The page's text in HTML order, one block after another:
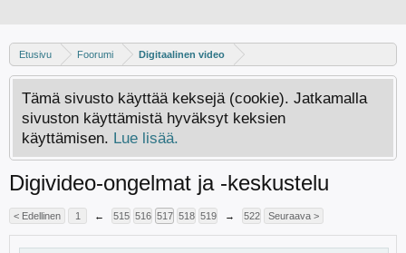
Etusivu Foorumi Digitaalinen video
Tämä sivusto käyttää keksejä (cookie). Jatkamalla
sivuston käyttämistä hyväksyt keksien
käyttämisen. Lue lisää.
Digivideo-ongelmat ja -keskustelu
< Edellinen 1 ← 515 516 517 518 519 → 522 Seuraava >